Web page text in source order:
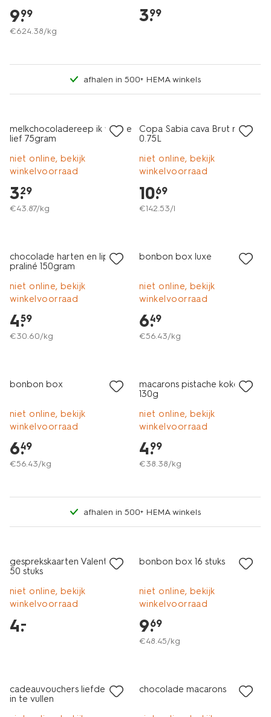
9.
99
€624.38/kg
3.
99
afhalen in 500+ HEMA winkels
melkchocoladereep ik vind je
lief 75gram
niet online, bekijk
winkelvoorraad
3.
29
€43.87/kg
Copa Sabia cava Brut rosé
0.75L
niet online, bekijk
winkelvoorraad
10.
69
€142.53/l
chocolade harten en lippen
praliné 150gram
niet online, bekijk
winkelvoorraad
4.
59
€30.60/kg
bonbon box luxe
niet online, bekijk
winkelvoorraad
6.
49
€56.43/kg
bonbon box
niet online, bekijk
winkelvoorraad
6.
49
€56.43/kg
macarons pistache kokos
130g
niet online, bekijk
winkelvoorraad
4.
99
€38.38/kg
afhalen in 500+ HEMA winkels
gesprekskaarten Valentijn -
50 stuks
niet online, bekijk
winkelvoorraad
4.
–
bonbon box 16 stuks
niet online, bekijk
winkelvoorraad
9.
69
€48.45/kg
cadeauvouchers liefde zelf
in te vullen
chocolade macarons